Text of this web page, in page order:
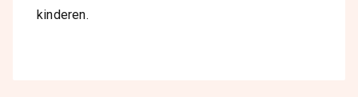
kinderen.